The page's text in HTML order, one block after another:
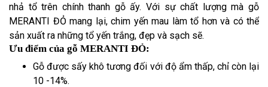
nhả tổ trên chính thanh gỗ ấy. Với sự chất lượng mà gỗ
MERANTI ĐỎ mang lại, chim yến mau làm tổ hơn và có thể
sản xuất ra những tổ yến trắng, đẹp và sạch sẽ.
Ưu điểm của gỗ MERANTI ĐỎ:
Gỗ được sấy khô tương đối với độ ẩm thấp, chỉ còn lại
10 -14%.